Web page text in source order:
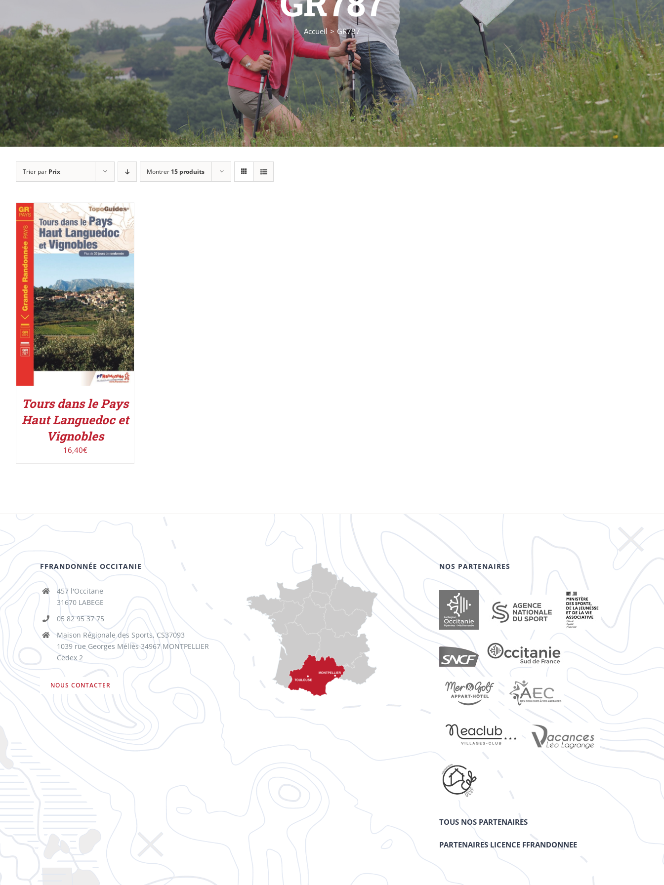
Accueil GR787
Trier par Prix Montrer 15 produits
ACHETER LE PRODUIT
/
DÉTAILS
Tours dans le Pays
Haut Languedoc et
Vignobles
16,40€
FFRANDONNÉE OCCITANIE
457 l'Occitane
31670 LABEGE
05 82 95 37 75
Maison Régionale des Sports, CS37093
1039 rue Georges Méliès 34967 MONTPELLIER
Cedex 2
NOUS CONTACTER
NOS PARTENAIRES
TOUS NOS PARTENAIRES
PARTENAIRES LICENCE FFRANDONNEE